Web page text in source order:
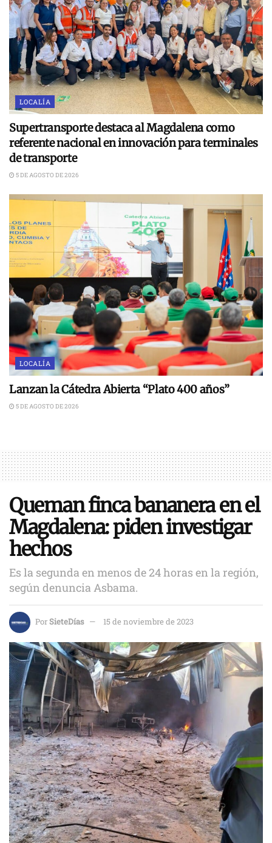
LOCALÍA
Supertransporte destaca al Magdalena como
referente nacional en innovación para terminales
de transporte
5 DE AGOSTO DE 2026
LOCALÍA
Lanzan la Cátedra Abierta “Plato 400 años”
5 DE AGOSTO DE 2026
Queman finca bananera en el
Magdalena: piden investigar
hechos
Es la segunda en menos de 24 horas en la región,
según denuncia Asbama.
PorSieteDías 15 de noviembre de 2023